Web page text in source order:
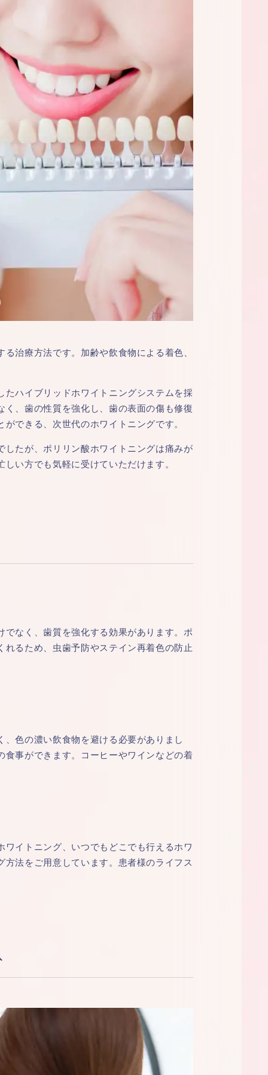
治療方法です。加齢や飲食物による着色、
ハイブリッドホワイトニングシステムを採
、歯の性質を強化し、歯の表面の傷も修復
できる、次世代のホワイトニングです。
たが、ポリリン酸ホワイトニングは痛みが
い方でも気軽に受けていただけます。
なく、歯質を強化する効果があります。ポ
るため、虫歯予防やステイン再着色の防止
色の濃い飲食物を避ける必要がありまし
事ができます。コーヒーやワインなどの着
イトニング、いつでもどこでも行えるホワ
法をご用意しています。患者様のライフス